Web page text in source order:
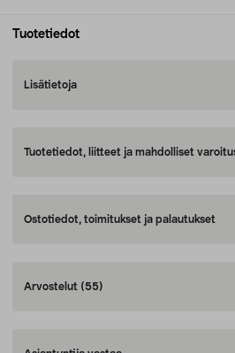
Tuotetiedot
Lisätietoja
Tuotetiedot, liitteet ja mahdolliset
Ostotiedot, toimitukset ja palautukset
Arvostelut (55)